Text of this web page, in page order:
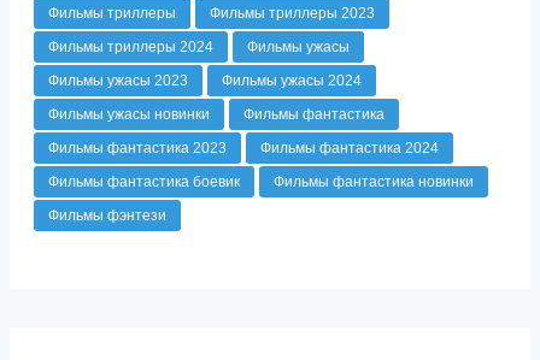
Фильмы триллеры
Фильмы триллеры 2023
Фильмы триллеры 2024
Фильмы ужасы
Фильмы ужасы 2023
Фильмы ужасы 2024
Фильмы ужасы новинки
Фильмы фантастика
Фильмы фантастика 2023
Фильмы фантастика 2024
Фильмы фантастика боевик
Фильмы фантастика новинки
Фильмы фэнтези